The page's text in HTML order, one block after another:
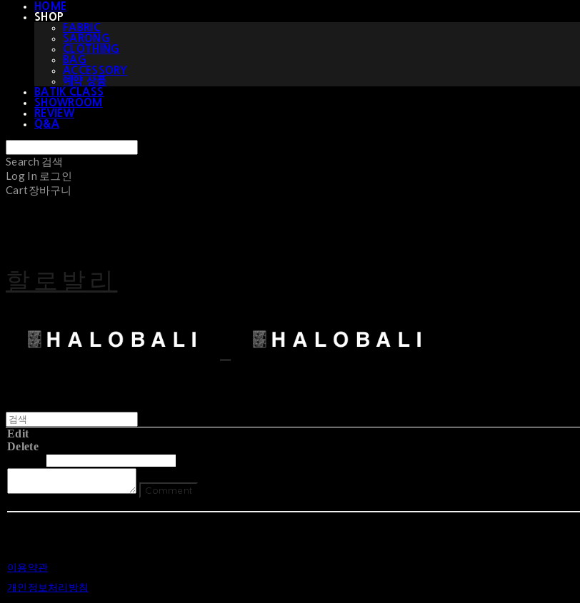
HOME
SHOP
FABRIC
SARONG
CLOTHING
BAG
ACCESSORY
예약 상품
BATIK CLASS
SHOWROOM
REVIEW
Q&A
Search 검색
Log In 로그인
Cart장바구니
할로발리
Edit
Delete
Comment
이용약관
개인정보처리방침